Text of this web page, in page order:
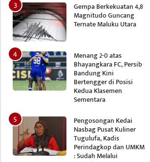
Gempa Berkekuatan 4,8
Magnitudo Guncang
Ternate Maluku Utara
Menang 2-0 atas
Bhayangkara FC, Persib
Bandung Kini
Bertengger di Posisi
Kedua Klasemen
Sementara
Pengosongan Kedai
Nasbag Pusat Kuliner
Tugulufa, Kadis
Perindagkop dan UMKM
: Sudah Melalui